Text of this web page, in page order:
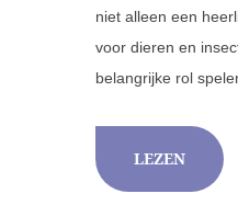
niet alleen een
voor dieren en
belangrijke rol
LEZEN